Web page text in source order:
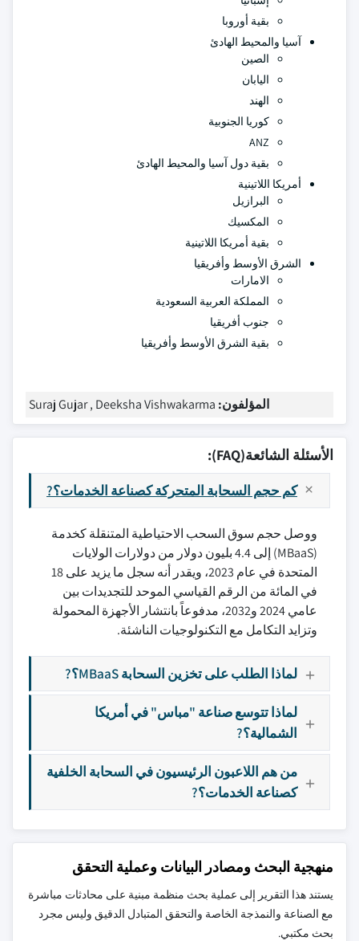
بقية أوروبا
آسيا والمحيط الهادئ
الصين
اليابان
الهند
كوريا الجنوبية
ANZ
بقية دول آسيا والمحيط الهادئ
أمريكا اللاتينية
البرازيل
المكسيك
بقية أمريكا اللاتينية
الشرق الأوسط وأفريقيا
الامارات
المملكة العربية السعودية
جنوب أفريقيا
بقية الشرق الأوسط وأفريقيا
المؤلفون: Suraj Gujar , Deeksha Vishwakarma
الأسئلة الشائعة(FAQ):
كم حجم السحابة المتحركة كصناعة الخدمات؟?
ووصل حجم سوق السحب الاحتياطية المتنقلة كخدمة
(MBaaS) إلى 4.4 بليون دولار من دولارات الولايات
المتحدة في عام 2023، ويقدر أنه سجل ما يزيد على 18
في المائة من الرقم القياسي الموحد للتجديدات بين
عامي 2024 و2032، مدفوعاً بانتشار الأجهزة المحمولة
وتزايد التكامل مع التكنولوجيات الناشئة.
لماذا الطلب على تخزين السحابة MBaaS؟?
لماذا تتوسع صناعة "مباس" في أمريكا
الشمالية؟?
من هم اللاعبون الرئيسيون في السحابة الخلفية
كصناعة الخدمات؟?
منهجية البحث ومصادر البيانات وعملية التحقق
يستند هذا التقرير إلى عملية بحث منظمة مبنية على محادثات مباشرة
مع الصناعة والنمذجة الخاصة والتحقق المتبادل الدقيق وليس مجرد
بحث مكتبي.